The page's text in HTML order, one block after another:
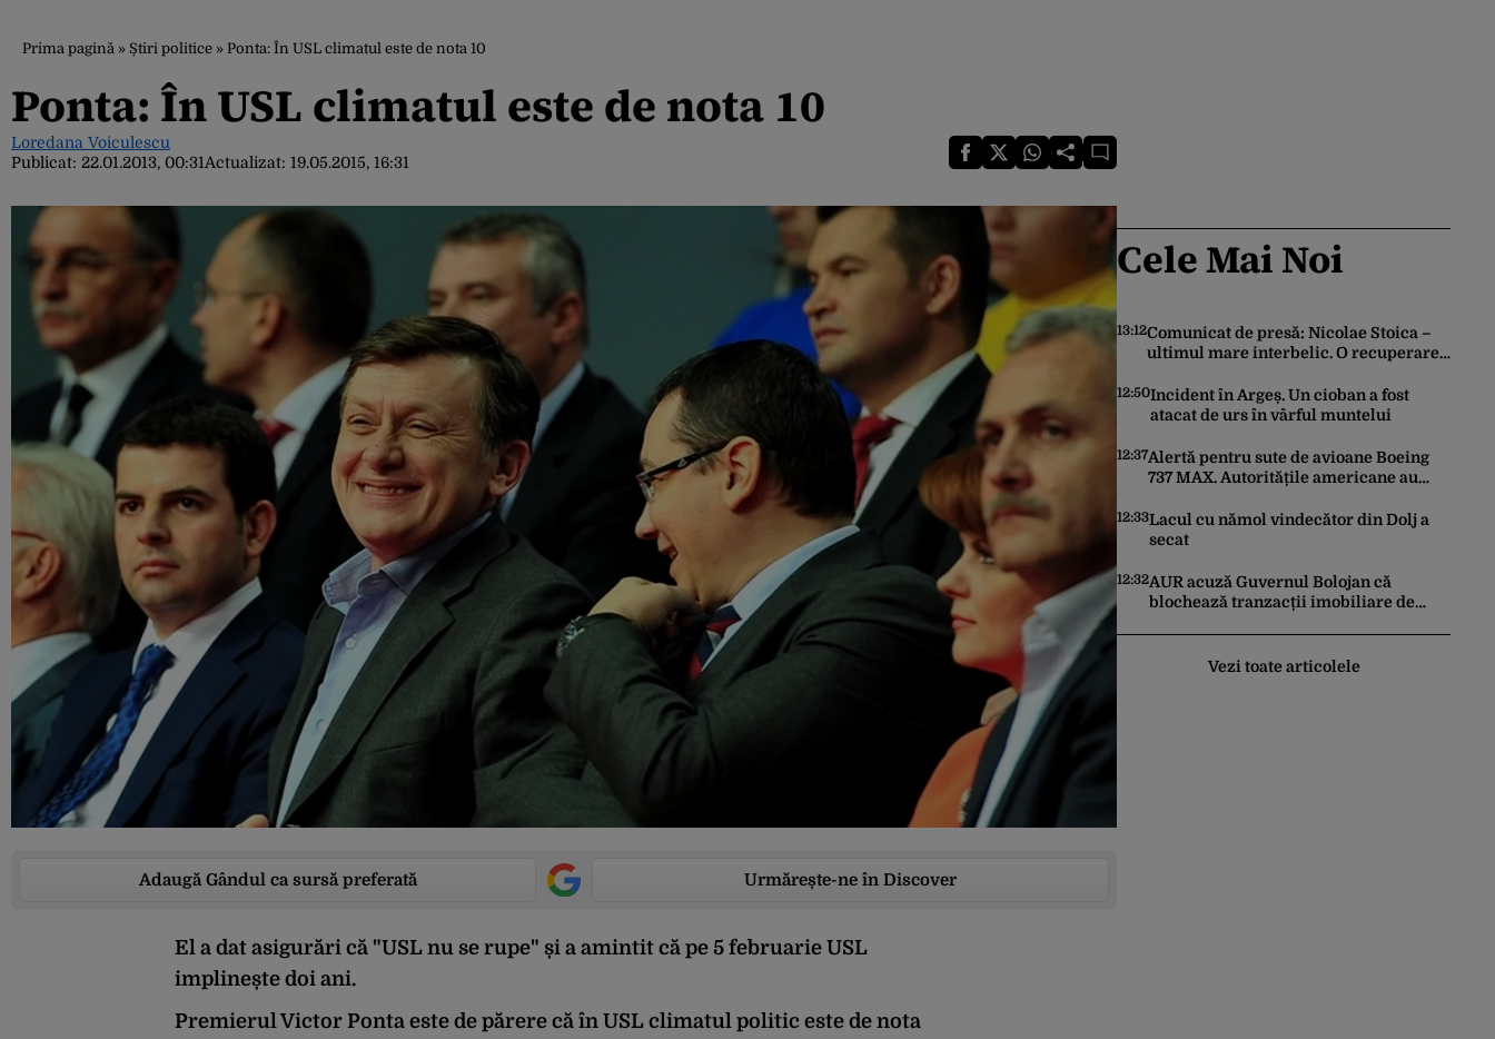
Prima pagină » Știri politice » Ponta: În USL climatul este de nota 10
Ponta: În USL climatul este de nota 10
Loredana Voiculescu
Publicat: 22.01.2013, 00:31Actualizat: 19.05.2015, 16:31
Adaugă Gândul ca sursă preferată Urmărește-ne în Discover
El a dat asigurări că "USL nu se rupe" și a amintit că pe 5 februarie USL
implinește doi ani.
Premierul Victor Ponta este de părere că în USL climatul politic este de nota
Cele Mai Noi
13:12Comunicat de presă: Nicolae Stoica –
ultimul mare interbelic. O recuperare
12:50Incident în Argeș. Un cioban a fost
atacat de urs în vârful muntelui
12:37Alertă pentru sute de avioane Boeing
737 MAX. Autoritățile americane au
unor fisuri în structura aeronavelor
12:33Lacul cu nămol vindecător din Dolj a
secat
12:32AUR acuză Guvernul Bolojan că
blochează tranzacții imobiliare de
Vezi toate articolele